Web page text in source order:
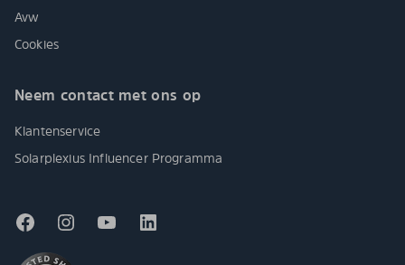
Avw
Cookies
Neem contact met ons op
Klantenservice
Solarplexius Influencer Programma